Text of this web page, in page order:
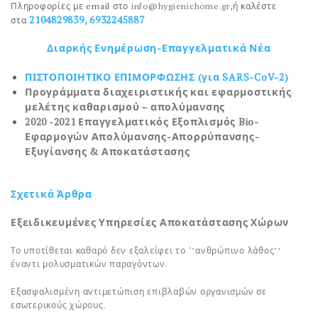
Πληροφορίες με email στο info@hygienichome.gr,ή καλέστε
στα 2104829839, 6932245887
Διαρκής Ενημέρωση-Επαγγελματικά Νέα
ΠΙΣΤΟΠΟΙΗΤΙΚΟ ΕΠΙΜΟΡΦΩΣΗΣ (για SARS-CoV-2)
Προγράμματα διαχειριστικής και εφαρμοστικής
μελέτης καθαρισμού – απολύμανσης
2020 -2021 Επαγγελματικός Εξοπλισμός Bio-
Εφαρμογών Απολύμανσης-Απορρύπανσης-
Εξυγίανσης & Αποκατάστασης
Σχετικά Άρθρα
Εξειδικευμένες Υπηρεσίες Αποκατάστασης Χώρων
Το υποτίθεται καθαρό δεν εξαλείφει το ‘’ανθρώπινο λάθος’’
έναντι μολυσματικών παραγόντων.
Εξασφαλισμένη αντιμετώπιση επιβλαβών οργανισμών σε
εσωτερικούς χώρους.